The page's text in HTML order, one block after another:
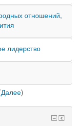
отношений,
лидерство
Далее)